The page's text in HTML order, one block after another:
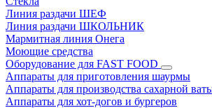
Линия раздачи ШЕФ
Линия раздачи ШКОЛЬНИК
Мармитная линия Онега
Моющие средства
Оборудование для FAST FOOD
Аппараты для приготовления шаурмы
Аппараты для производства сахарной
Аппараты для хот-догов и бургеров